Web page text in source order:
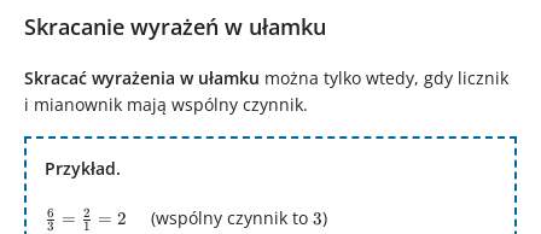
Skracanie wyrażeń w ułamku
Skracać wyrażenia w ułamku można tylko wtedy, gdy licznik
i mianownik mają wspólny czynnik.
Przykład.
\frac{6}
3
6 = 1
2 = 2 (wspólny czynnik to 3
3)